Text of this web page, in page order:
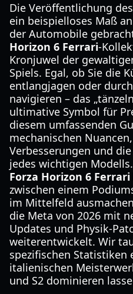
Die Veröffentlichung
ein beispielloses Maß
der Automobile
Horizon 6 Ferrari-
Kronjuwel der
Spiels. Egal, ob Sie die
entlangjagen oder
navigieren – das
ultimative Symbol für
diesem umfassenden
mechanischen
Verbesserungen und
jedes wichtigen
Forza Horizon 6 Ferrari
zwischen einem
im Mittelfeld
die Meta von 2026 mit
Updates und Physik-
weiterentwickelt. Wir
spezifischen Statistiken
italienischen
und S2 dominieren